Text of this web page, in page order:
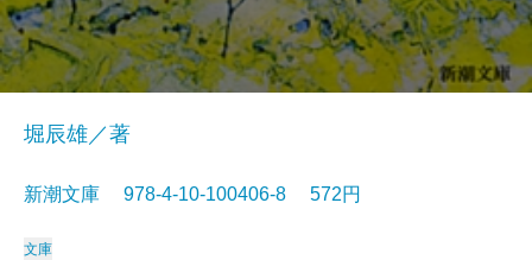
堀辰雄／著
新潮文庫 978-4-10-100406-8 572円
文庫